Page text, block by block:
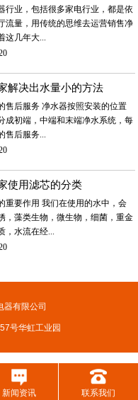
行业，包括很多家电行业，都是依
流量，用传统的思维去运营销售净
这几年大...
解决出水量小的方法
售后服务 净水器按照安装的位置
成初端，中端和末端净水系统，每
售后服务...
使用滤芯的分类
重要作用 我们在使用的水中，会
，藻类生物，微生物，细菌，重金
，水流在经...
有限公司
号华虹工业园
新闻资讯 联系我们